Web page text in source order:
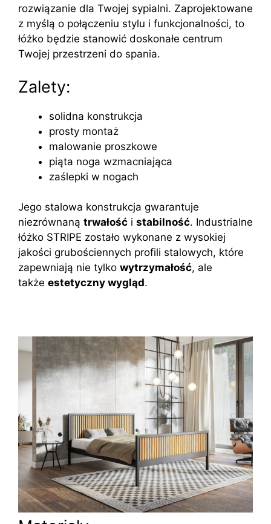
rozwiązanie dla Twojej sypialni. Zaprojektowane
z myślą o połączeniu stylu i funkcjonalności, to
łóżko będzie stanowić doskonałe centrum
Twojej przestrzeni do spania.
Zalety:
solidna konstrukcja
prosty montaż
malowanie proszkowe
piąta noga wzmacniająca
zaślepki w nogach
Jego stalowa konstrukcja gwarantuje
niezrównaną trwałość i stabilność. Industrialne
łóżko STRIPE zostało wykonane z wysokiej
jakości grubościennych profili stalowych, które
zapewniają nie tylko wytrzymałość, ale
także estetyczny wygląd.